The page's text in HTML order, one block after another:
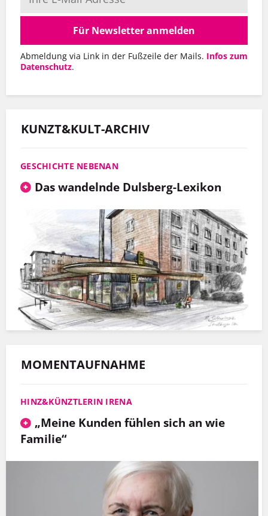
Für Newsletter anmelden
Abmeldung via Link in der Fußzeile der Mails. Infos zum
Datenschutz.
KUNZT&KULT-ARCHIV
GESCHICHTE NEBENAN
Das wandelnde Dulsberg-Lexikon
MOMENTAUFNAHME
HINZ&KÜNZTLERIN IRENA
„Meine Kunden fühlen sich an wie
Familie“